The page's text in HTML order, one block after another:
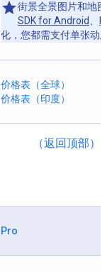
街景全景图片和地图
SDK for Android
化，您都需支付单张动
价格表（全球）
价格表（印度）
（返回顶部）
Pro